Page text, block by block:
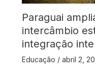
Paraguai
intercâmbio
integração
Educação / abril 2,